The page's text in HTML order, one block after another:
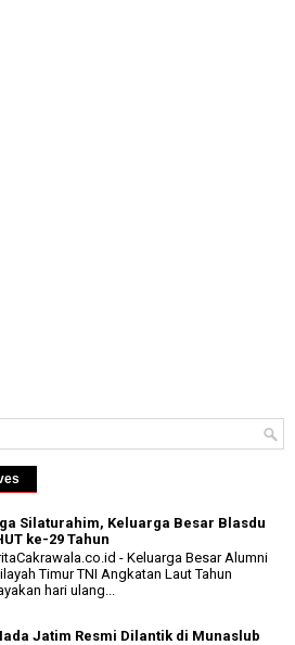
Silaturahim, Keluarga Besar Blasdu
ke-29 Tahun
- Keluarga Besar Alumni
Timur TNI Angkatan Laut Tahun
hari ulang...
Jatim Resmi Dilantik di Munaslub